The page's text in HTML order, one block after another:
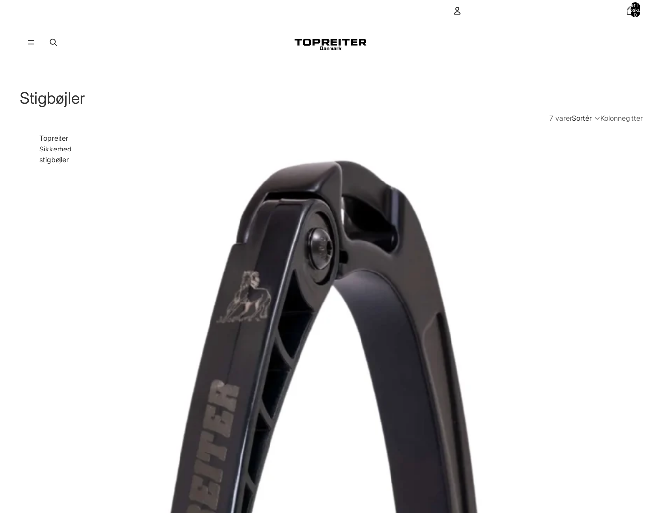
Varer i alt i
indkøbskurven:
0
Stigbøjler
7 varerSortér Kolonnegitter
Topreiter
Sikkerhed
stigbøjler